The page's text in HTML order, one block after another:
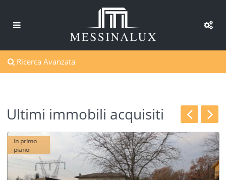
Ricerca Avanzata
Ultimi immobili acquisiti
In primo
piano
1